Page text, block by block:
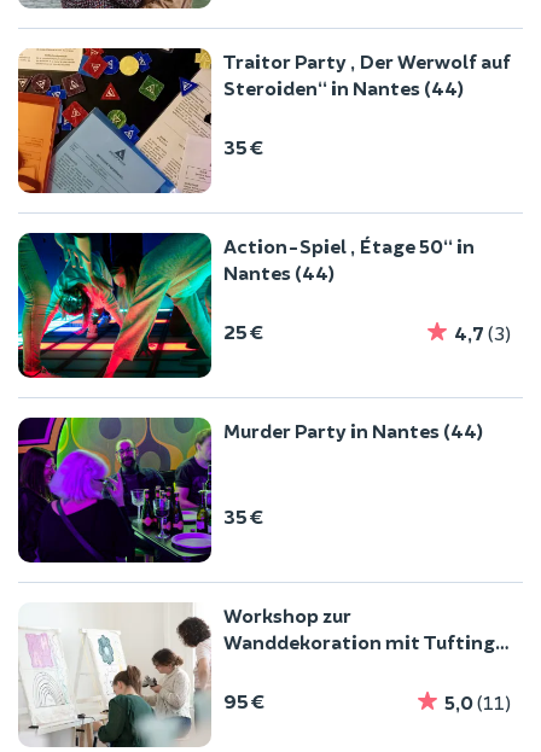
Traitor Party „Der Werwolf auf
Steroiden“ in Nantes (44)
35 €
Action-Spiel „Étage 50“ in
Nantes (44)
25 € 4,7 (3)
Murder Party in Nantes (44)
35 €
Workshop zur
Wanddekoration mit Tufting-
95 € 5,0(11)